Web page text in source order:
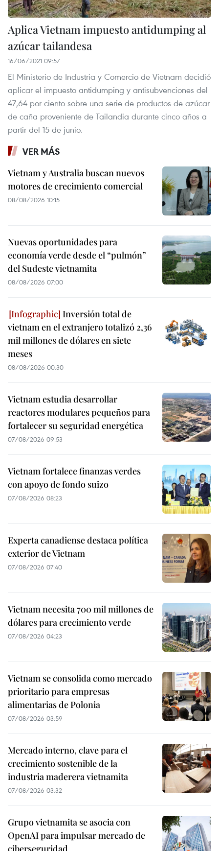
Aplica Vietnam impuesto antidumping al
azúcar tailandesa
16/06/2021 09:57
El Ministerio de Industria y Comercio de Vietnam decidió
aplicar el impuesto antidumping y antisubvenciones del
47,64 por ciento sobre una serie de productos de azúcar
de caña proveniente de Tailandia durante cinco años a
partir del 15 de junio.
VER MÁS
Vietnam y Australia buscan nuevos
motores de crecimiento comercial
08/08/2026 10:15
Nuevas oportunidades para
economía verde desde el “pulmón”
del Sudeste vietnamita
08/08/2026 07:00
Inversión total de
vietnam en el extranjero totalizó 2,36
mil millones de dólares en siete
meses
08/08/2026 00:30
Vietnam estudia desarrollar
reactores modulares pequeños para
fortalecer su seguridad energética
07/08/2026 09:53
Vietnam fortalece finanzas verdes
con apoyo de fondo suizo
07/08/2026 08:23
Experta canadiense destaca política
exterior de Vietnam
07/08/2026 07:40
Vietnam necesita 700 mil millones de
dólares para crecimiento verde
07/08/2026 04:23
Vietnam se consolida como mercado
prioritario para empresas
alimentarias de Polonia
07/08/2026 03:59
Mercado interno, clave para el
crecimiento sostenible de la
industria maderera vietnamita
07/08/2026 03:32
Grupo vietnamita se asocia con
OpenAI para impulsar mercado de